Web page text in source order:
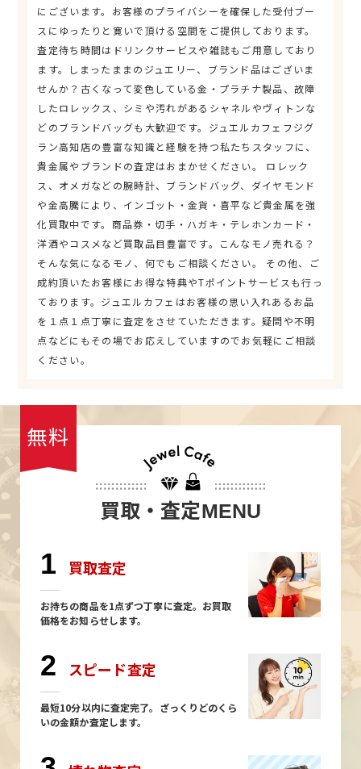
にございます。お客様のプライバシーを確保した受付ブー
スにゆったりと寛いで頂ける空間をご提供しております。
査定待ち時間はドリンクサービスや雑誌もご用意しており
ます。しまったままのジュエリー、ブランド品はございま
せんか？古くなって変色している金・プラチナ製品、故障
したロレックス、シミや汚れがあるシャネルやヴィトンな
どのブランドバッグも大歓迎です。ジュエルカフェフジグ
ラン高知店の豊富な知識と経験を持つ私たちスタッフに、
貴金属やブランドの査定はおまかせください。 ロレック
ス、オメガなどの腕時計、ブランドバッグ、ダイヤモンド
や金高騰により、インゴット・金貨・喜平など貴金属を強
化買取中です。商品券・切手・ハガキ・テレホンカード・
洋酒やコスメなど買取品目豊富です。こんなモノ売れる？
そんな気になるモノ、何でもご相談ください。 その他、ご
成約頂いたお客様にお得な特典やTポイントサービスも行っ
ております。ジュエルカフェはお客様の思い入れあるお品
を１点１点丁寧に査定をさせていただきます。疑問や不明
点などにもその場でお応えしていますのでお気軽にご相談
ください。
無料
買取・査定MENU
1 買取査定
お持ちの商品を1点ずつ丁寧に査定。お買取
価格をお知らせします。
2 スピード査定
最短10分以内に査定完了。ざっくりどのくら
いの金額か査定します。